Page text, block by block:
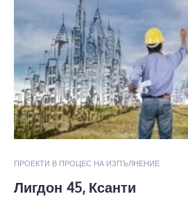
ПРОЕКТИ В ПРОЦЕС НА ИЗПЪЛНЕНИЕ
Лигдон 45, Ксанти